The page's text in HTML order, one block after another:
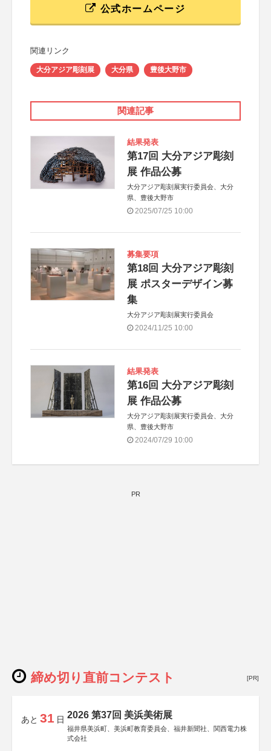
公式ホームページ
関連リンク
大分アジア彫刻展 大分県 豊後大野市
関連記事
結果発表
第17回 大分アジア彫刻
展 作品公募
大分アジア彫刻展実行委員会、大分
県、豊後大野市
2025/07/25 10:00
募集要項
第18回 大分アジア彫刻
展 ポスターデザイン募
集
大分アジア彫刻展実行委員会
2024/11/25 10:00
結果発表
第16回 大分アジア彫刻
展 作品公募
大分アジア彫刻展実行委員会、大分
県、豊後大野市
2024/07/29 10:00
PR
締め切り直前コンテスト [PR]
あと 31 日 2026 第37回 美浜美術展
福井県美浜町、美浜町教育委員会、福井新聞社、関西電力株
式会社